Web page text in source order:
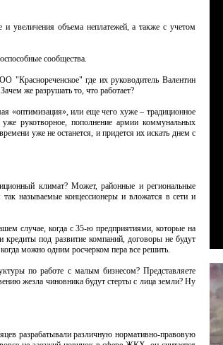
увеличения объема неплатежей, а также с учетом
сообщества.
где их руководитель Валентин
же разрушать то, что работает?
«оптимизация», или еще чего хуже – традиционное
рукотворное, пополнение армии коммунальных
уже не останется, и придется их искать днем с
климат? Может, районные и региональные
называемые концессионеры и вложатся в сети и
случае, когда с 35-ю предприятиями, которые на
кредиты под развитие компаний, договоры не будут
можно одним росчерком пера все решить.
по работе с малым бизнесом? Представляете
жезла чиновника будут стерты с лица земли? Ну
разрабатывали различную нормативно-правовую